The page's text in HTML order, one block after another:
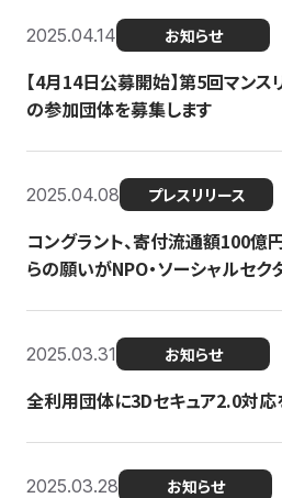
2025.04.14 お知らせ
【4月14日公募開始】第5回マン
の参加団体を募集します
2025.04.08 プレスリリース
コングラント、寄付流通額100億
らの願いがNPO・ソーシャルセク
2025.03.31 お知らせ
全利用団体に3Dセキュア2.0対応
2025.03.28 お知らせ